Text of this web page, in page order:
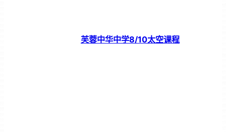
芙蓉中华中学8/10太空课程